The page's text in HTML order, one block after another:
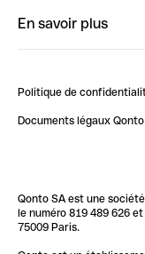
ClubQonto
Impact de l'IA sur
En savoir plus
Blog
Newsroom
Glossaire finance
Politique de
Documents légaux Qonto
Qonto SA est une
le numéro 819 489 626
75009 Paris.